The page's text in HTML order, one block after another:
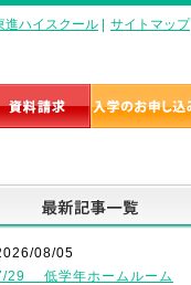
進ハイスクール サイトマップ
08/05
29 低学年ホームルーム